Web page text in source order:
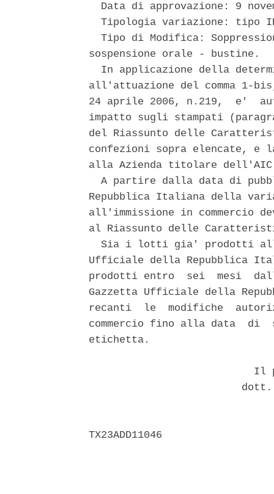
Data di approvazione: 9
Tipologia variazione: tipo
Tipo di Modifica:
sospensione orale - bustine.
In applicazione della
all'attuazione del comma 1-
24 aprile 2006, n.219,  e'
impatto sugli stampati
del Riassunto delle
confezioni sopra elencate,
alla Azienda titolare
A partire dalla data di
Repubblica Italiana della
all'immissione in commercio
al Riassunto delle
Sia i lotti gia' prodotti
Ufficiale della Repubblica
prodotti entro  sei  mesi
Gazzetta Ufficiale della
recanti  le  modifiche
commercio fino alla data  di
etichetta.
Il